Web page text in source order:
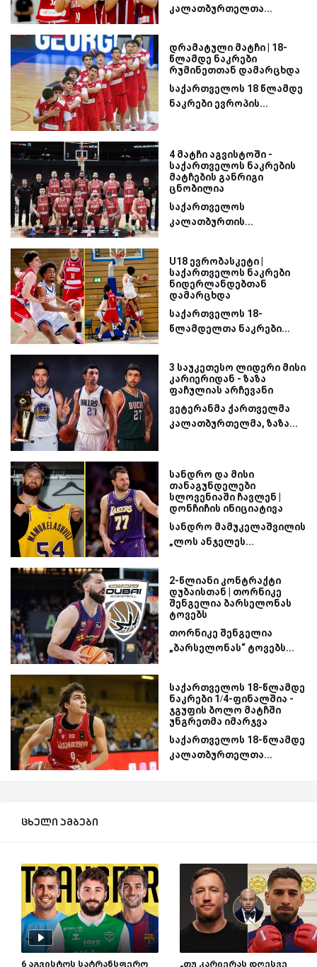
კალათბურთელთა...
დრამატული მატჩი | 18-
წლამდე ნაკრები
რუმინეთთან დამარცხდა
საქართველოს 18 წლამდე
ნაკრები ევროპის...
4 მატჩი აგვისტოში -
საქართველოს ნაკრების
მატჩების განრიგი
ცნობილია
საქართველოს
კალათბურთის...
U18 ევრობასკეტი |
საქართველოს ნაკრები
ნიდერლანდებთან
დამარცხდა
საქართველოს 18-
წლამდელთა ნაკრები...
3 საუკეთესო ლიდერი მისი
კარიერიდან - ზაზა
ფაჩულიას არჩევანი
ვეტერანმა ქართველმა
კალათბურთელმა, ზაზა...
სანდრო და მისი
თანაგუნდელები
სლოვენიაში ჩავლენ |
დონჩიჩის ინიციატივა
სანდრო მამუკელაშვილის
„ლოს ანჯელეს...
2-წლიანი კონტრაქტი
დუბაისთან | თორნიკე
შენგელია ბარსელონას
ტოვებს
თორნიკე შენგელია
„ბარსელონას“ ტოვებს...
საქართველოს 18-წლამდე
ნაკრები 1/4-ფინალშია -
ჯგუფის ბოლო მატჩში
უნგრეთმა იმარჯვა
საქართველოს 18-წლამდე
კალათბურთელთა...
ცხელი ამბები
6 აგვისტოს სატრანსფერო „თუ კარიერას დღესვე